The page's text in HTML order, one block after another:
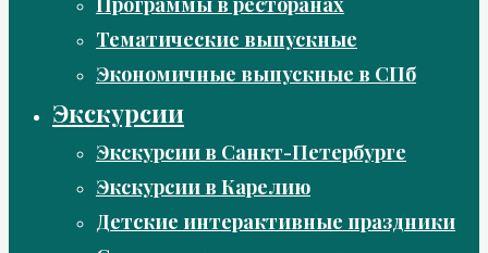
Тематические выпускные
Экономичные выпускные в СПб
Экскурсии
Экскурсии в Санкт-Петербурге
Экскурсии в Карелию
Детские интерактивные праздники